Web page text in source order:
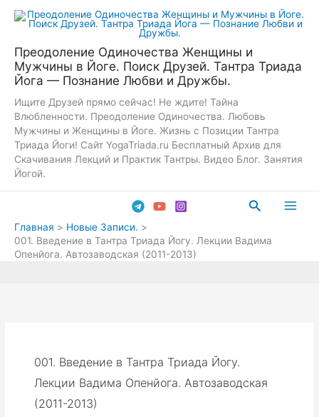
Перейти
Преодоление Одиночества Женщины и
Мужчины в Йоге. Поиск Друзей. Тантра Триада
Йога — Познание Любви и Дружбы.
Ищите Друзей прямо сейчас! Не ждите! Тайна
Влюбленности. Преодоление Одиночества. Любовь
Мужчины и Женщины в Йоге. Жизнь с Позиции Тантра
Триада Йоги! Сайт YogaTriada.ru Бесплатный Архив для
Скачивания Лекций и Практик Тантры. Видео Блог. Занятия
Йогой.
Поиск
Главная
Новые Записи.
001. Введение в Тантра Триада Йогу. Лекции Вадима
Опенйога. Автозаводская (2011-2013)
001. Введение в Тантра Триада Йогу.
Лекции Вадима Опенйога. Автозаводская
(2011-2013)